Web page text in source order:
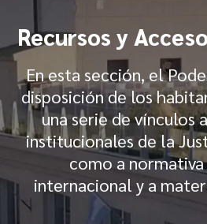
Justicia Abierta
Transparencia
Funciones del Consejo de la
Plenario de Consejeros
Estadísticas
Presupuesto, compras,
escala salarial.
JusLab
Innovación en la Justicia
Visualización de Datos
Redes Internacionales
Encuentros anteriores
Participación Ciudadana
Programa Acceso Comunitario a
Programa Protagonistas de
Innovación e incidencia
Novedades
Preguntas Frecuentes
Recursos y
En esta sección, el
disposición de los
una serie de vínculos
institucionales de la
como a
internacional y a